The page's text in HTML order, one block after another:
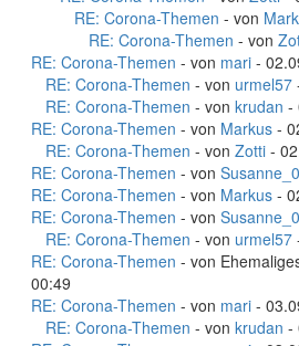
RE: Corona-Themen - von
RE: Corona-Themen - von
RE: Corona-Themen - von mari -
RE: Corona-Themen - von urmel57
RE: Corona-Themen - von krudan -
RE: Corona-Themen - von Markus -
RE: Corona-Themen - von Zotti -
RE: Corona-Themen - von
RE: Corona-Themen - von Markus -
RE: Corona-Themen - von
RE: Corona-Themen - von urmel57
RE: Corona-Themen - von
00:49
RE: Corona-Themen - von mari -
RE: Corona-Themen - von krudan -